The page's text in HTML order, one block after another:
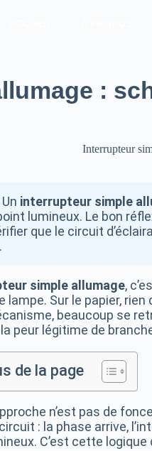
:
interrupteur simple
lumineux. Le bon
que le circuit
simple allumage,
lampe. Sur le papier,
beaucoup se
peur légitime de
de la page
n’est pas de
: la phase arrive,
C’est cette